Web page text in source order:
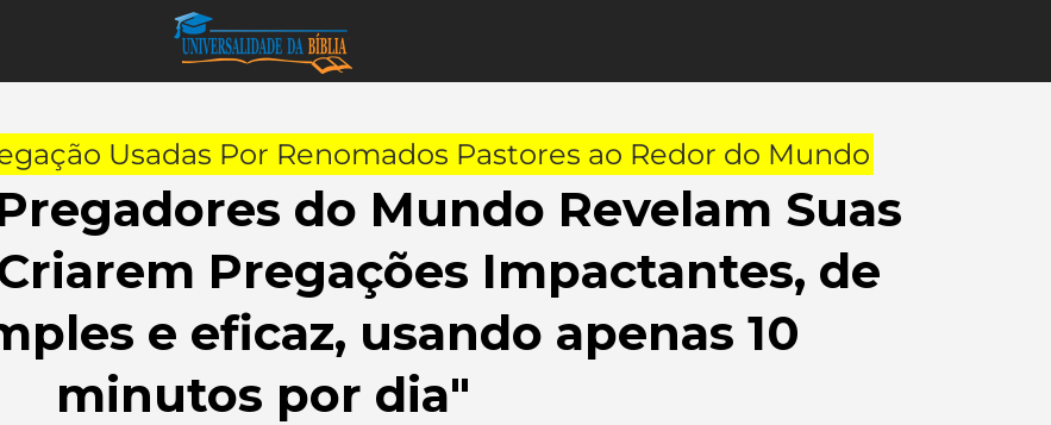
Usadas Por Renomados Pastores ao Redor do Mundo
do Mundo Revelam Suas
Pregações Impactantes, de
e eficaz, usando apenas 10
minutos por dia"